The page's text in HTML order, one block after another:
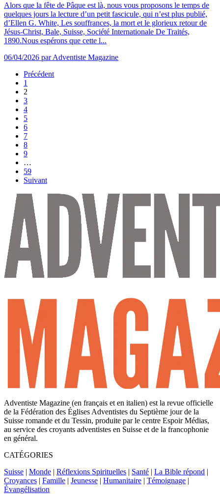
Alors que la fête de Pâque est là, nous vous proposons le temps de
quelques jours la lecture d’un petit fascicule, qui n’est plus publié,
d’Ellen G. White, Les souffrances, la mort et le glorieux retour de
Jésus-Christ, Bale, Suisse, Société Internationale De Traités,
1890.Nous espérons que cette l...
06/04/2026 par Adventiste Magazine
Précédent
1
2
3
4
5
6
7
8
9
…
59
Suivant
Adventiste Magazine (en français et en italien) est la revue officielle
de la Fédération des Églises Adventistes du Septième jour de la
Suisse romande et du Tessin, produite par le centre Espoir Médias,
au service des croyants adventistes en Suisse et de la francophonie
en général.
CATÉGORIES
Suisse | Monde | Réflexions Spirituelles | Santé | La Bible répond |
Croyances | Famille | Jeunesse | Humanitaire | Témoignage |
Évangélisation